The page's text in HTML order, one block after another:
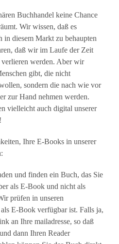
Buchhandel keine Chance
Wir wissen, daß es
diesem Markt zu behaupten
daß wir im Laufe der Zeit
werden. Aber wir
gibt, die nicht
sondern die nach wie vor
zur Hand nehmen werden.
vielleicht auch digital unserer
Ihre E-Books in unserer
und finden ein Buch, das Sie
als E-Book und nicht als
prüfen in unseren
E-Book verfügbar ist. Falls ja,
an Ihre mailadresse, so daß
dann Ihren Reader